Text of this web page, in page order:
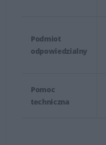
Podmiot
odpowiedzialny
Pomoc
techniczna